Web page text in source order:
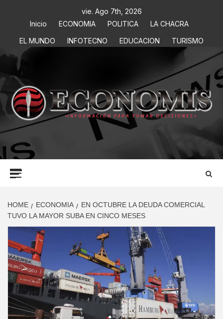
vie. Ago 7th, 2026
Inicio
ECONOMIA POLITICA
LA CHACRA
EL MUNDO
INFOTECNO EDUCACION TURISMO
ECONOMIS
INFORMACIÓN PARA TOMAR DECISIONES
HOME ECONOMIA
EN OCTUBRE LA DEUDA COMERCIAL
TUVO LA MAYOR SUBA EN CINCO MESES